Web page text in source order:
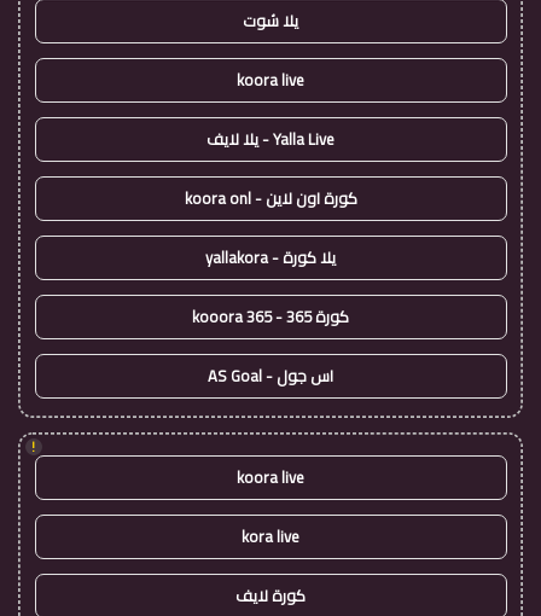
يلا شوت
koora live
Yalla Live - يلا لايف
كورة اون لاين - koora onl
يلا كورة - yallakora
كورة 365 - kooora 365
اس جول - AS Goal
!
koora live
kora live
كورة لايف